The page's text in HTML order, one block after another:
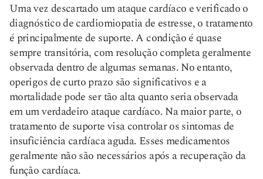
Uma vez descartado um ataque cardíaco e verificado o
diagnóstico de cardiomiopatia de estresse, o tratamento
é principalmente de suporte. A condição é quase
sempre transitória, com resolução completa geralmente
observada dentro de algumas semanas. No entanto,
operigos de curto prazo são significativos e a
mortalidade pode ser tão alta quanto seria observada
em um verdadeiro ataque cardíaco. Na maior parte, o
tratamento de suporte visa controlar os sintomas de
insuficiência cardíaca aguda. Esses medicamentos
geralmente não são necessários após a recuperação da
função cardíaca.